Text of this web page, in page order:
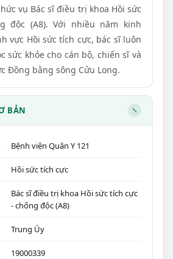
vụ Bác sĩ điều trị khoa Hồi sức
độc (A8). Với nhiều năm kinh
vực Hồi sức tích cực, bác sĩ luôn
sức khỏe cho cán bộ, chiến sĩ và
Đồng bằng sông Cửu Long.
BẢN
Bệnh viện Quân Y 121
Hồi sức tích cực
Bác sĩ điều trị khoa Hồi sức tích cực
- chống độc (A8)
Trung Úy
19000339